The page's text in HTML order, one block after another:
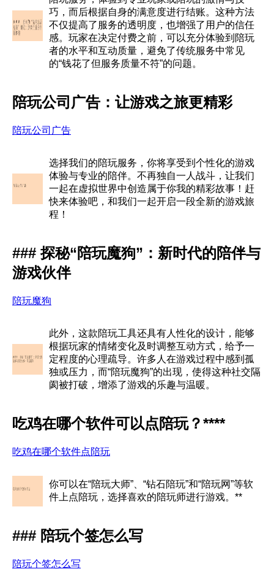
巧，而后根据自身的满意度进行结账。这种方法
不仅提高了服务的透明度，也增强了用户的信任
感。玩家在决定付费之前，可以充分体验到陪玩
者的水平和互动质量，避免了传统服务中常见
的“钱花了但服务质量不符”的问题。
陪玩公司广告：让游戏之旅更精彩
陪玩公司广告
选择我们的陪玩服务，你将享受到个性化的游戏
体验与专业的陪伴。不再独自一人战斗，让我们
一起在虚拟世界中创造属于你我的精彩故事！赶
快来体验吧，和我们一起开启一段全新的游戏旅
程！
### 探秘“陪玩魔狗”：新时代的陪伴与
游戏伙伴
陪玩魔狗
此外，这款陪玩工具还具有人性化的设计，能够
根据玩家的情绪变化及时调整互动方式，给予一
定程度的心理疏导。许多人在游戏过程中感到孤
独或压力，而“陪玩魔狗”的出现，使得这种社交隔
阂被打破，增添了游戏的乐趣与温暖。
吃鸡在哪个软件可以点陪玩？****
吃鸡在哪个软件点陪玩
你可以在“陪玩大师”、“钻石陪玩”和“陪玩网”等软
件上点陪玩，选择喜欢的陪玩师进行游戏。**
### 陪玩个签怎么写
陪玩个签怎么写